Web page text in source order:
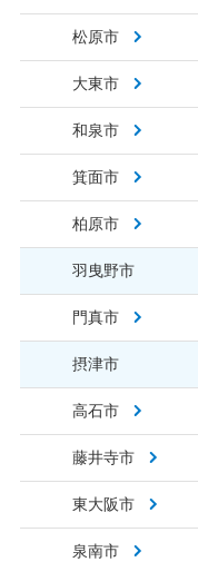
松原市
大東市
和泉市
箕面市
柏原市
羽曳野市
門真市
摂津市
高石市
藤井寺市
東大阪市
泉南市